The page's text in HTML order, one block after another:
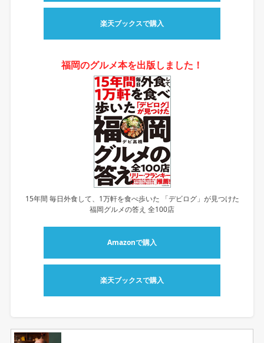
楽天ブックスで購入
福岡のグルメ本を出版しました！
15年間 毎日外食して、1万軒を食べ歩いた 「デビログ」が見つけた
福岡グルメの答え 全100店
Amazonで購入
楽天ブックスで購入